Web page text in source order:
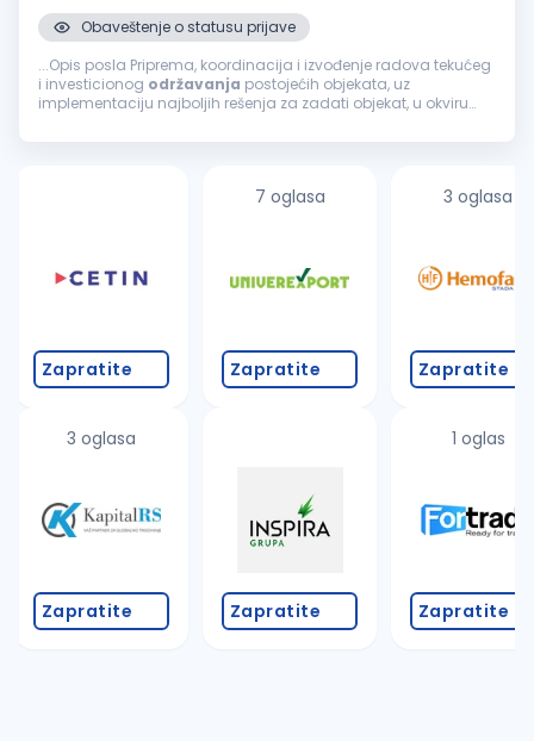
Obaveštenje o statusu prijave
...Opis posla Priprema, koordinacija i izvođenje radova tekućeg
i investicionog održavanja postojećih objekata, uz
implementaciju najboljih rešenja za zadati objekat, u okviru
cilju nesmetanog...
Zapratite
3 oglasa
Zapratite
7 oglasa
Zapratite
Zapratite
3 oglasa
Zapratite
1 oglas
Zapratite